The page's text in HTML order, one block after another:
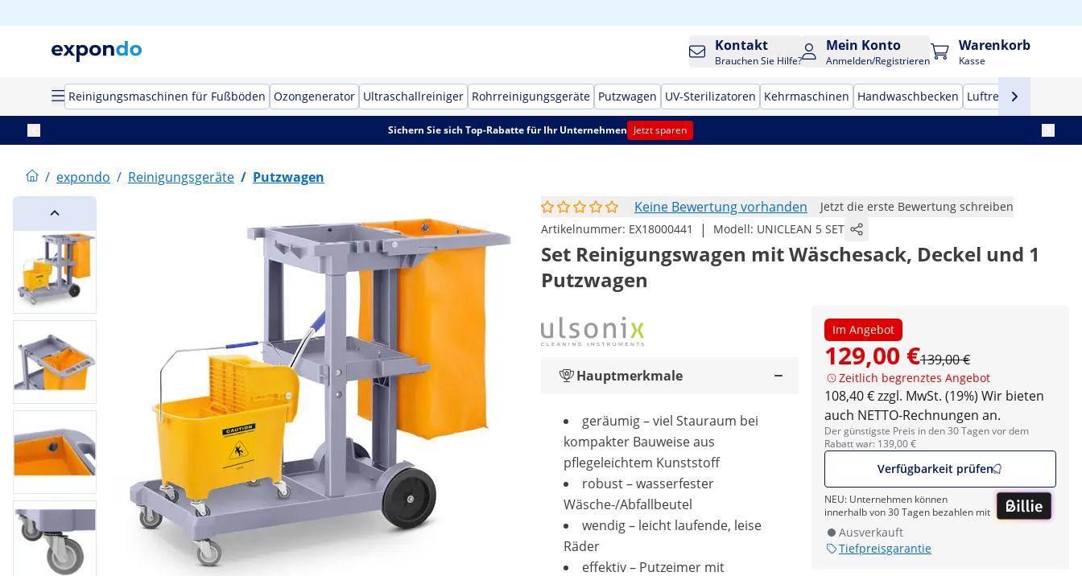
Kontakt
Brauchen Sie Hilfe?
Mein Konto
Anmelden/Registrieren
Warenkorb
Kasse
Reinigungsmaschinen für Fußböden Ozongenerator Ultraschallreiniger Rohrreinigungsgeräte Putzwagen UV-Sterilizatoren Kehrmaschinen Handwaschbecken Luftreiniger
Sichern Sie sich Top-Rabatte für Ihr Unternehmen Jetzt sparen
/ expondo / Reinigungsgeräte / Putzwagen
Keine Bewertung vorhanden
Jetzt die erste Bewertung schreiben
Artikelnummer: EX18000441 | Modell: UNICLEAN 5 SET
Set Reinigungswagen mit Wäschesack, Deckel und 1
Putzwagen
Im Angebot
129,00 €139,00 €
Zeitlich begrenztes Angebot
108,40 € zzgl. MwSt. (19%) Wir bieten
auch NETTO-Rechnungen an.
Der günstigste Preis in den 30 Tagen vor dem
Rabatt war: 139,00 €
Verfügbarkeit prüfen
NEU: Unternehmen können
innerhalb von 30 Tagen bezahlen mit
Ausverkauft
Tiefpreisgarantie
Hauptmerkmale
geräumig – viel Stauraum bei
kompakter Bauweise aus
pflegeleichtem Kunststoff
robust – wasserfester
Wäsche-/Abfallbeutel
wendig – leicht laufende, leise
Räder
effektiv – Putzeimer mit